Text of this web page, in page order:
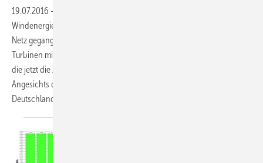
19.07.2016 -
Windenergieanlagen mit einer Gesamtleistung von 258 MW neu ans
Netz gegangen. Insgesamt speisten zum Stichtag 30. Juni 835
Turbinen mit einer Leistung von 3.552,2 MW Strom ein. Die Branche,
die jetzt die Zahlen vorstellte, blickt aber düster in die Zukunft:
Angesichts der EEG-Novelle gerate die Offshore-Windindustrie in
Deutschland in „schwere